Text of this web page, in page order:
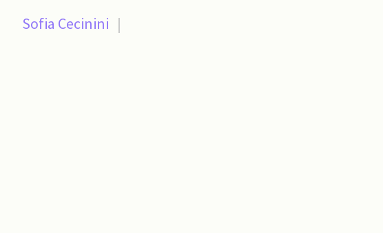
Sofia Cecinini |